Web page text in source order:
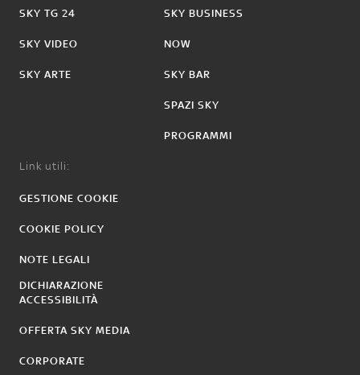
SKY TG 24
SKY VIDEO
SKY ARTE
SKY BUSINESS
NOW
SKY BAR
SPAZI SKY
PROGRAMMI
Link utili:
GESTIONE COOKIE
COOKIE POLICY
NOTE LEGALI
DICHIARAZIONE
ACCESSIBILITÀ
OFFERTA SKY MEDIA
CORPORATE